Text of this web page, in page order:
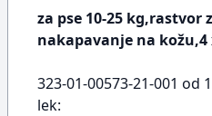
za pse 10-25 kg,rastvor
nakapavanje na kožu,4
323-01-00573-21-001 od
lek: